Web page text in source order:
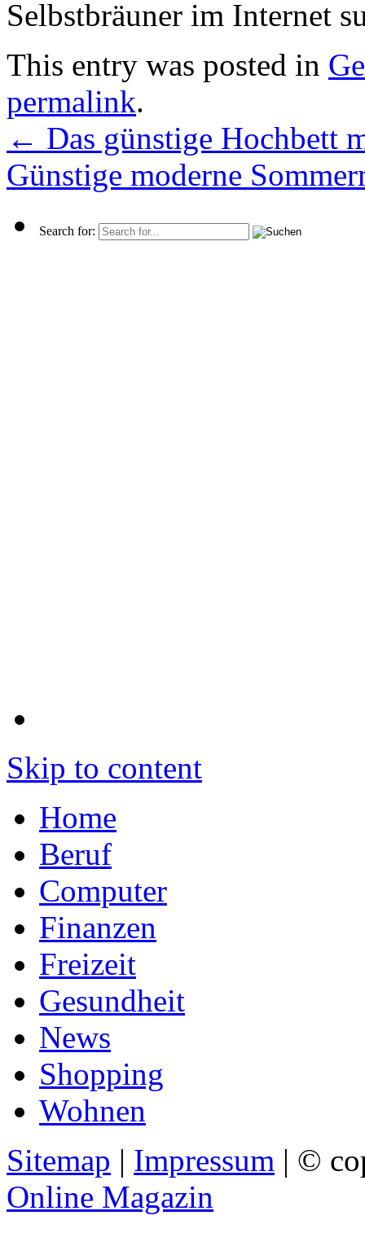
Selbstbräuner im Internet
This entry was posted in
permalink.
← Das günstige Hochbett
Günstige moderne
Search for:
Skip to content
Home
Beruf
Computer
Finanzen
Freizeit
Gesundheit
News
Shopping
Wohnen
Sitemap | Impressum | ©
Online Magazin